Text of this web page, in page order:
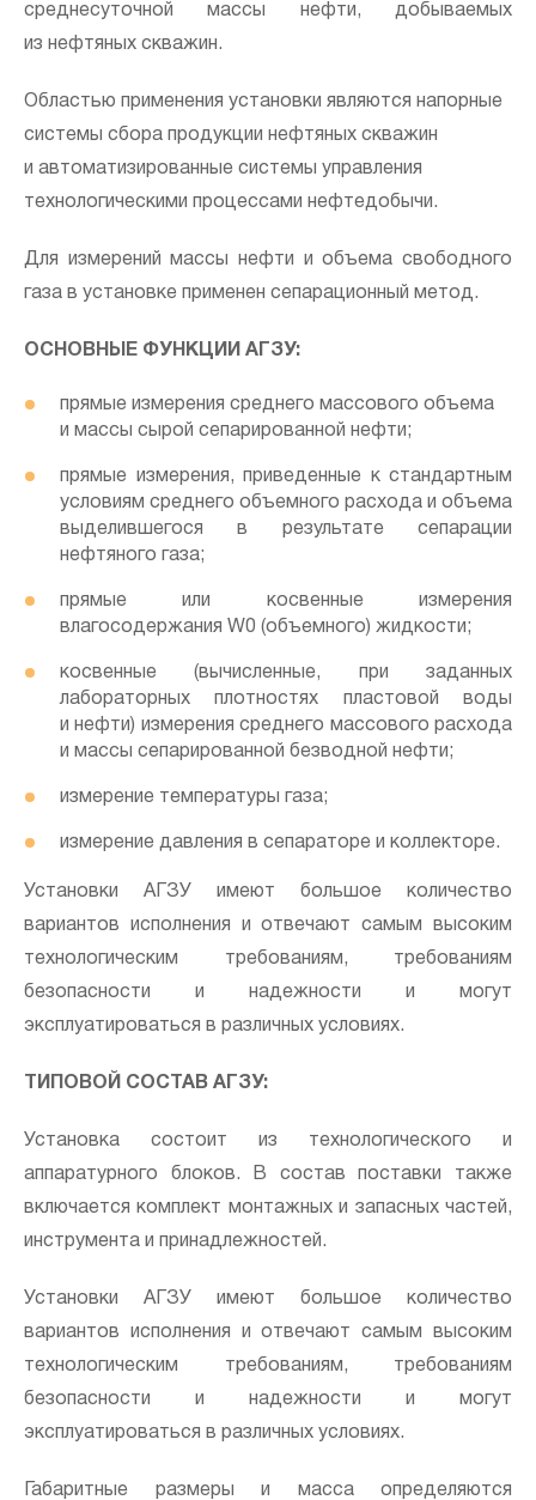
среднесуточной массы нефти, добываемых
из нефтяных скважин.
Областью применения установки являются напорные
системы сбора продукции нефтяных скважин
и автоматизированные системы управления
технологическими процессами нефтедобычи.
Для измерений массы нефти и объема свободного
газа в установке применен сепарационный метод.
ОСНОВНЫЕ ФУНКЦИИ АГЗУ:
прямые измерения среднего массового объема
и массы сырой сепарированной нефти;
прямые измерения, приведенные к стандартным
условиям среднего объемного расхода и объема
выделившегося в результате сепарации
нефтяного газа;
прямые или косвенные измерения
влагосодержания W0 (объемного) жидкости;
косвенные (вычисленные, при заданных
лабораторных плотностях пластовой воды
и нефти) измерения среднего массового расхода
и массы сепарированной безводной нефти;
измерение температуры газа;
измерение давления в сепараторе и коллекторе.
Установки АГЗУ имеют большое количество
вариантов исполнения и отвечают самым высоким
технологическим требованиям, требованиям
безопасности и надежности и могут
эксплуатироваться в различных условиях.
ТИПОВОЙ СОСТАВ АГЗУ:
Установка состоит из технологического и
аппаратурного блоков. В состав поставки также
включается комплект монтажных и запасных частей,
инструмента и принадлежностей.
Установки АГЗУ имеют большое количество
вариантов исполнения и отвечают самым высоким
технологическим требованиям, требованиям
безопасности и надежности и могут
эксплуатироваться в различных условиях.
Габаритные размеры и масса определяются